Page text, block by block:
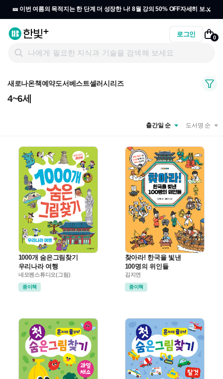
🎫 이번 여름의 목적지는 한 단계 더 성장한 나! 8월 강의 50% OFF자세히 보기
x
로그인 0
새로나온책예약도서베스트셀러시리즈
4~6세
도서명 순
출간일 순
1000개 숨은그림찾기
우리나라 여행
네모펜스튜디오(그림)
종이책
찾아라! 한국을 빛낸
100명의 위인들
김지연
종이책